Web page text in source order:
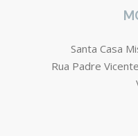
Santa Casa
Rua Padre